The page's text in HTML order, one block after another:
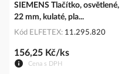
SIEMENS Tlačítko, osvětlené,
22 mm, kulaté, pla...
Kód ELFETEX 11.295.820
Cena s DPH
156,25 Kč/ks